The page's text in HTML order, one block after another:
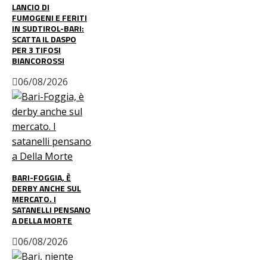
LANCIO DI
FUMOGENI E FERITI
IN SUDTIROL-BARI:
SCATTA IL DASPO
PER 3 TIFOSI
BIANCOROSSI
06/08/2026
BARI-FOGGIA, È
DERBY ANCHE SUL
MERCATO. I
SATANELLI PENSANO
A DELLA MORTE
06/08/2026